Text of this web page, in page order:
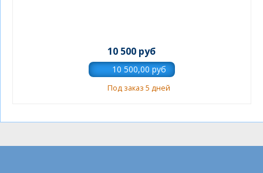
10 500 руб
Под заказ 5 дней